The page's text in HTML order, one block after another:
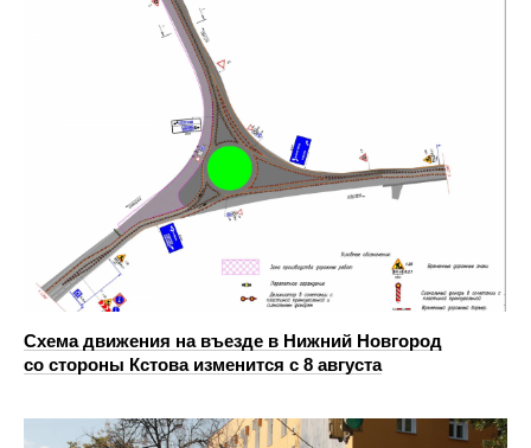
Схема движения на въезде в Нижний Новгород
со стороны Кстова изменится с 8 августа